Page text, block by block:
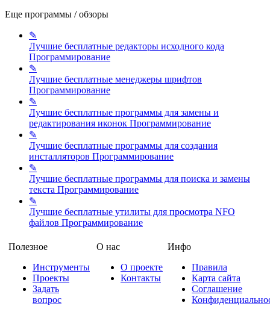
Еще программы / обзоры
✎
Лучшие бесплатные редакторы исходного кода
Программирование
✎
Лучшие бесплатные менеджеры шрифтов
Программирование
✎
Лучшие бесплатные программы для замены и
редактирования иконок Программирование
✎
Лучшие бесплатные программы для создания
инсталляторов Программирование
✎
Лучшие бесплатные программы для поиска и замены
текста Программирование
✎
Лучшие бесплатные утилиты для просмотра NFO
файлов Программирование
Полезное
Инструменты
Проекты
Задать
вопрос
О нас
О проекте
Контакты
Инфо
Правила
Карта сайта
Соглашение